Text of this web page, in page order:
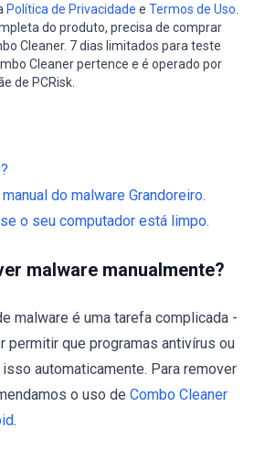
Política de Privacidade e Termos de Uso
do produto, precisa de comprar
Cleaner. 7 dias limitados para teste
Cleaner pertence e é operado por
de PCRisk.
do malware Grandoreiro.
o seu computador está limpo.
malware manualmente?
malware é uma tarefa complicada -
permitir que programas antivírus ou
automaticamente. Para remover
o uso de Combo Cleaner
.